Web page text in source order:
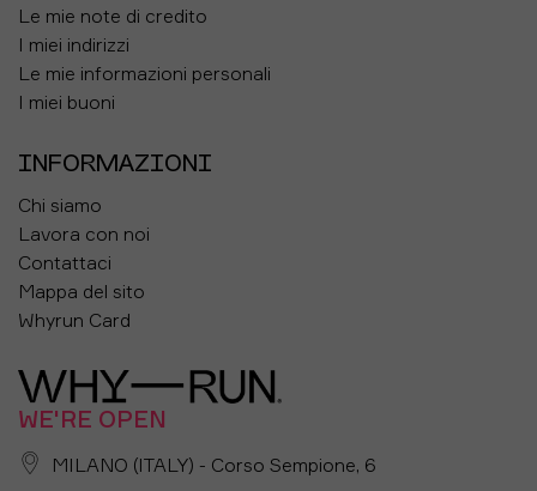
Le mie note di credito
I miei indirizzi
Le mie informazioni personali
I miei buoni
INFORMAZIONI
Chi siamo
Lavora con noi
Contattaci
Mappa del sito
Whyrun Card
WE'RE OPEN
MILANO (ITALY) - Corso Sempione, 6